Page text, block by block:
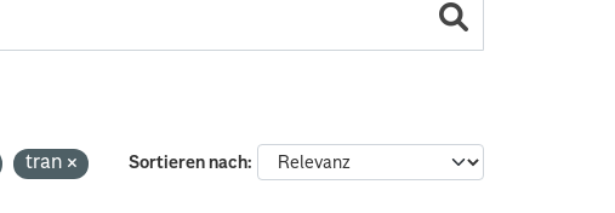
Sortieren nach
tran